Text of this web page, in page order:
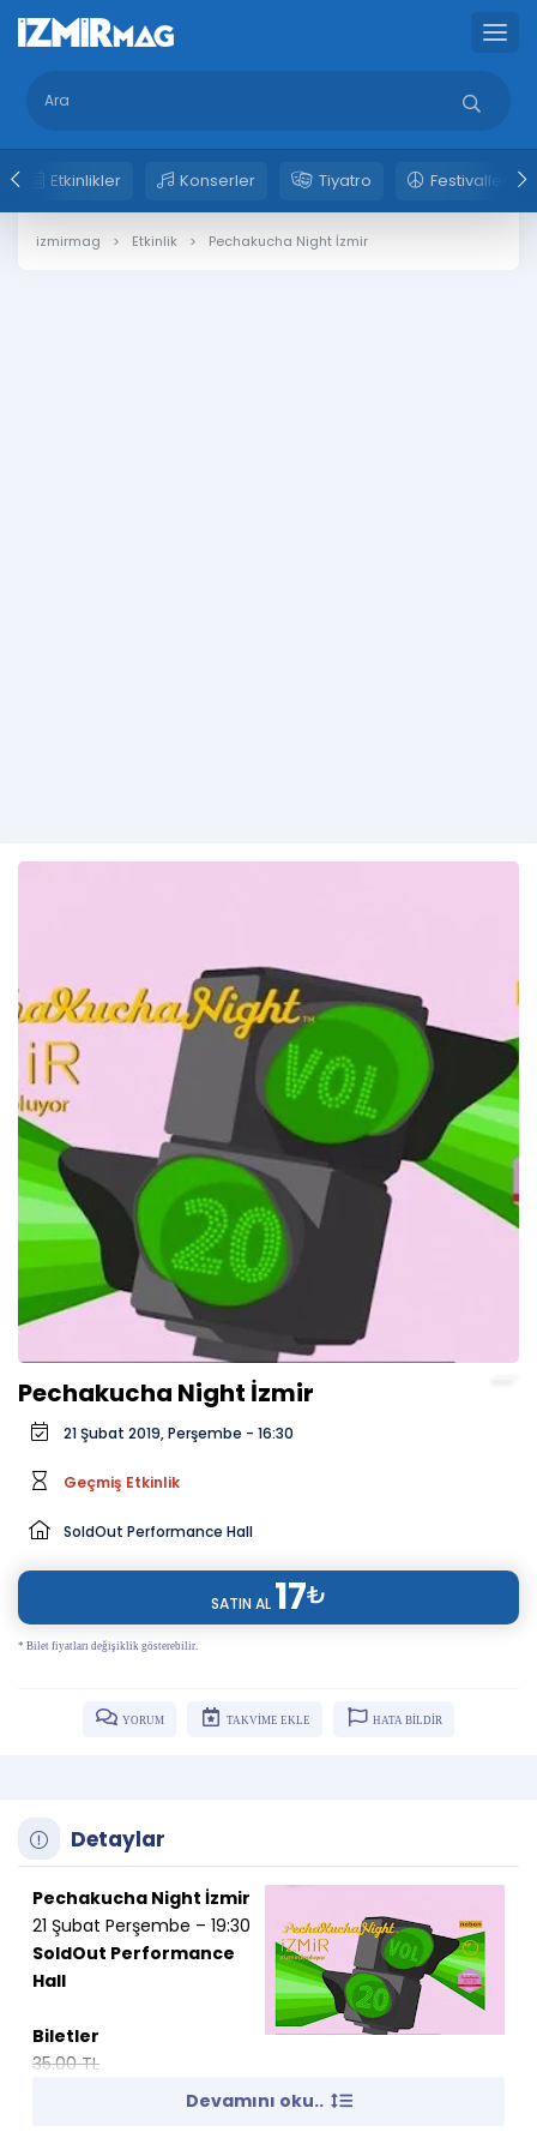
Etkinlikler Konserler Tiyatro Festivaller
izmirmag Etkinlik Pechakucha Night İzmir
Pechakucha Night İzmir
21 Şubat 2019, Perşembe - 16:30
Geçmiş Etkinlik
SoldOut Performance Hall
SATIN AL 17₺
* Bilet fiyatları değişiklik gösterebilir.
YORUM TAKVİME EKLE HATA BİLDİR
Detaylar
Pechakucha Night İzmir
21 Şubat Perşembe – 19:30
SoldOut Performance
Hall
Biletler
35.00 TL
Devamını oku..